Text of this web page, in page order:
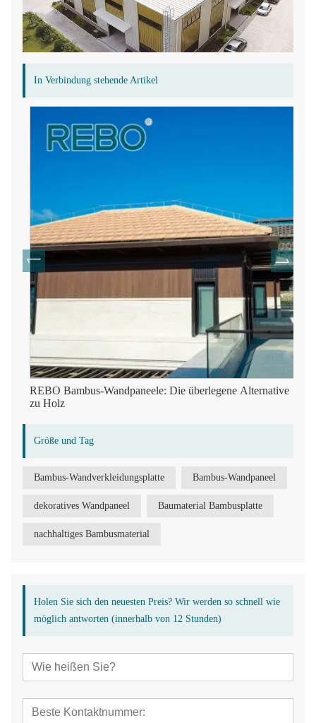
In Verbindung stehende Artikel
REBO Bambus-Wandpaneele: Die überlegene Alternative
zu Holz
Größe und Tag
Bambus-Wandverkleidungsplatte Bambus-Wandpaneel
dekoratives Wandpaneel Baumaterial Bambusplatte
nachhaltiges Bambusmaterial
Holen Sie sich den neuesten Preis? Wir werden so schnell wie
möglich antworten (innerhalb von 12 Stunden)